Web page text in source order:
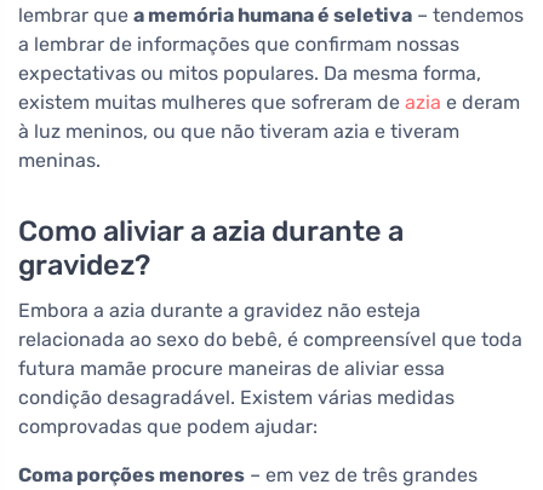
lembrar que a memória humana é seletiva – tendemos
a lembrar de informações que confirmam nossas
expectativas ou mitos populares. Da mesma forma,
existem muitas mulheres que sofreram de azia e deram
à luz meninos, ou que não tiveram azia e tiveram
meninas.
Como aliviar a azia durante a
gravidez?
Embora a azia durante a gravidez não esteja
relacionada ao sexo do bebê, é compreensível que toda
futura mamãe procure maneiras de aliviar essa
condição desagradável. Existem várias medidas
comprovadas que podem ajudar:
Coma porções menores – em vez de três grandes